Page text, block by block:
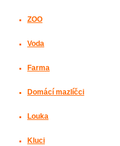
ZOO
Voda
Farma
Domácí mazlíčci
Louka
Kluci